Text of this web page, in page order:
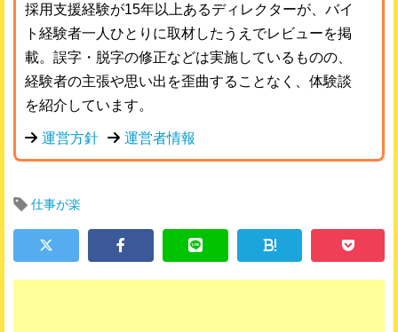
採用支援経験が15年以上あるディレクターが、バイ
ト経験者一人ひとりに取材したうえでレビューを掲
載。誤字・脱字の修正などは実施しているものの、
経験者の主張や思い出を歪曲することなく、体験談
を紹介しています。
運営方針 運営者情報
仕事が楽
!